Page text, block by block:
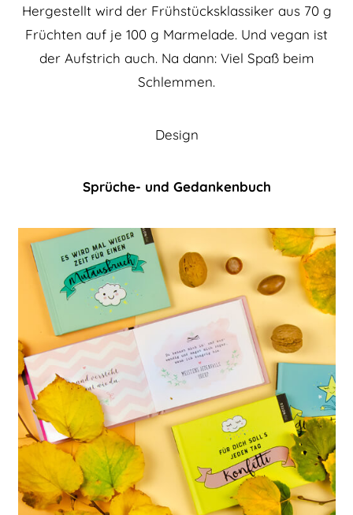
Hergestellt wird der Frühstücksklassiker aus 70 g
Früchten auf je 100 g Marmelade. Und vegan ist
der Aufstrich auch. Na dann: Viel Spaß beim
Schlemmen.
Design
Sprüche- und Gedankenbuch